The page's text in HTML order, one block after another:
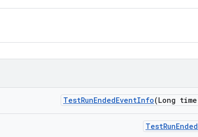
TestRunEndedEventInfo(Long time
TestRunEnded